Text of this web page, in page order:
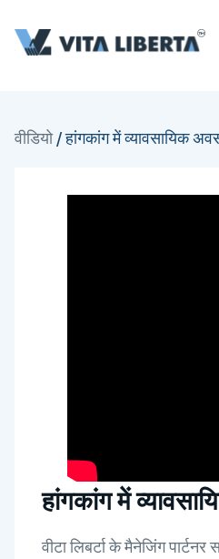
वीडियो/हांगकांग में व्यावसायिक
हांगकांग में
वीटा लिबर्टा के मैनेजिंग